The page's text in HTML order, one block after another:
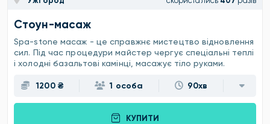
Стоун-масаж
Spa-stone масаж - це справжнє мистецтво відновлення
сил. Під час процедури майстер чергує спеціальні теплі
і холодні базальтові камінці, масажує тіло руками.
1200 ₴ 1 особа 90хв
КУПИТИ